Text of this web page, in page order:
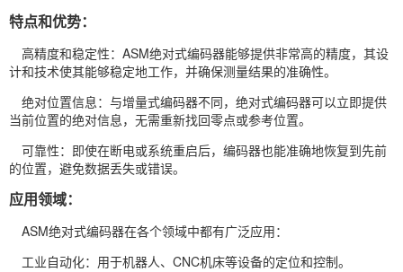
特点和优势：
高精度和稳定性：ASM绝对式编码器能够提供非常高的精度，其设
计和技术使其能够稳定地工作，并确保测量结果的准确性。
绝对位置信息：与增量式编码器不同，绝对式编码器可以立即提供
当前位置的绝对信息，无需重新找回零点或参考位置。
可靠性：即使在断电或系统重启后，编码器也能准确地恢复到先前
的位置，避免数据丢失或错误。
应用领域：
ASM绝对式编码器在各个领域中都有广泛应用：
工业自动化：用于机器人、CNC机床等设备的定位和控制。